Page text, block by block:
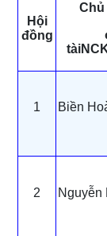
Hội
đồng
Chủ
1 Biền
2 Nguyễn